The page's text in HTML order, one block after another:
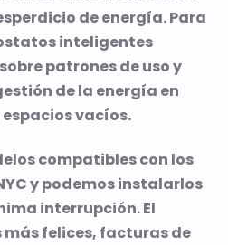
de energía. Para
inteligentes
patrones de uso y
de la energía en
vacíos.
compatibles con los
y podemos instalarlos
interrupción. El
felices, facturas de